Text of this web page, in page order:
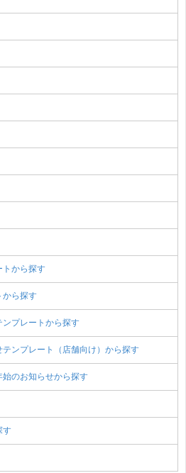
トから探す
から探す
プレートから探す
ンプレート（店舗向け）から探す
のお知らせから探す
す